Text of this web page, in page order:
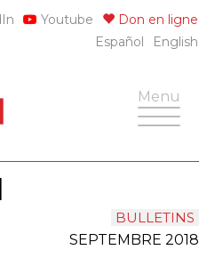
Don en ligne
Youtube
English
Español
Toggle
Menu
BULLETINS
SEPTEMBRE 2018